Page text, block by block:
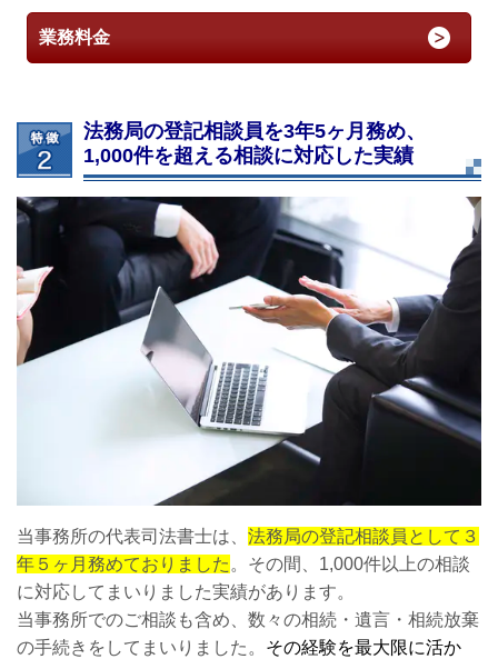
業務料金
法務局の登記相談員を3年5ヶ月務め、
1,000件を超える相談に対応した実績
当事務所の代表司法書士は、 法務局の登記相談員として３
年５ヶ月務めておりました。その間、1,000件以上の相談
に対応してまいりました実績があります。
当事務所でのご相談も含め、数々の相続・遺言・相続放棄
の手続きをしてまいりました。 その経験を最大限に活か